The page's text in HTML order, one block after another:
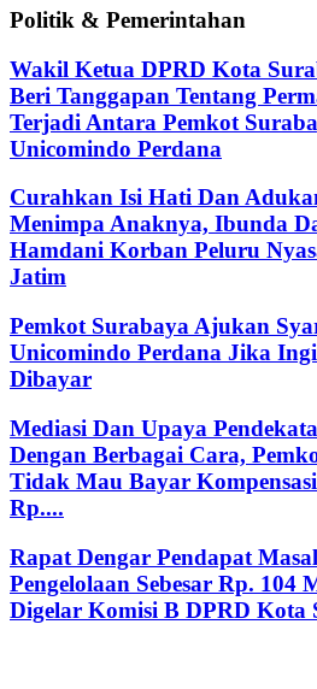
Politik & Pemerintahan
Wakil Ketua DPRD Kota
Beri Tanggapan Tentang
Terjadi Antara Pemkot
Unicomindo Perdana
Curahkan Isi Hati Dan
Menimpa Anaknya, Ibunda
Hamdani Korban Peluru
Jatim
Pemkot Surabaya Ajukan
Unicomindo Perdana Jika
Dibayar
Mediasi Dan Upaya
Dengan Berbagai Cara,
Tidak Mau Bayar
Rp....
Rapat Dengar Pendapat
Pengelolaan Sebesar Rp.
Digelar Komisi B DPRD Kota